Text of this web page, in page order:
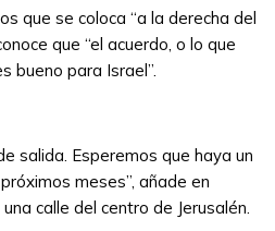
que se coloca “a la derecha del
que “el acuerdo, o lo que
bueno para Israel”.
salida. Esperemos que haya un
meses”, añade en
calle del centro de Jerusalén.